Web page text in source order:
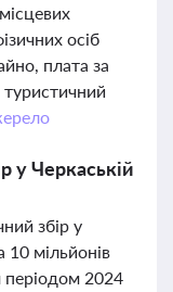
осіб
плата за
у Черкаській
збір у
10 мільйонів
періодом 2024